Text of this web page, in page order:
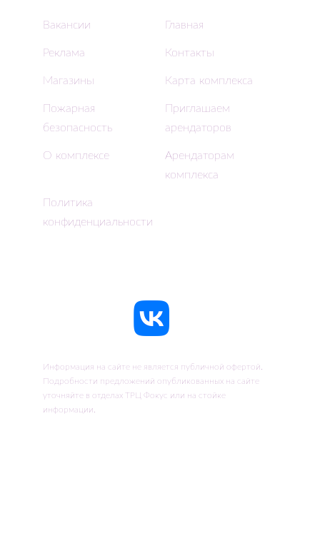
Вакансии Главная
Реклама Контакты
Магазины Карта комплекса
Пожарная
безопасность
Приглашаем
арендаторов
О комплексе
Арендаторам
комплекса
Политика
конфиденциальности
Информация на сайте не является публичной офертой.
Подробности предложений опубликованных на сайте
уточняйте в отделах ТРЦ Фокус или на стойке
информации.